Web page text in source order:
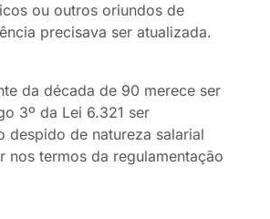
ou outros oriundos de
precisava ser atualizada.
da década de 90 merece ser
3º da Lei 6.321 ser
despido de natureza salarial
termos da regulamentação